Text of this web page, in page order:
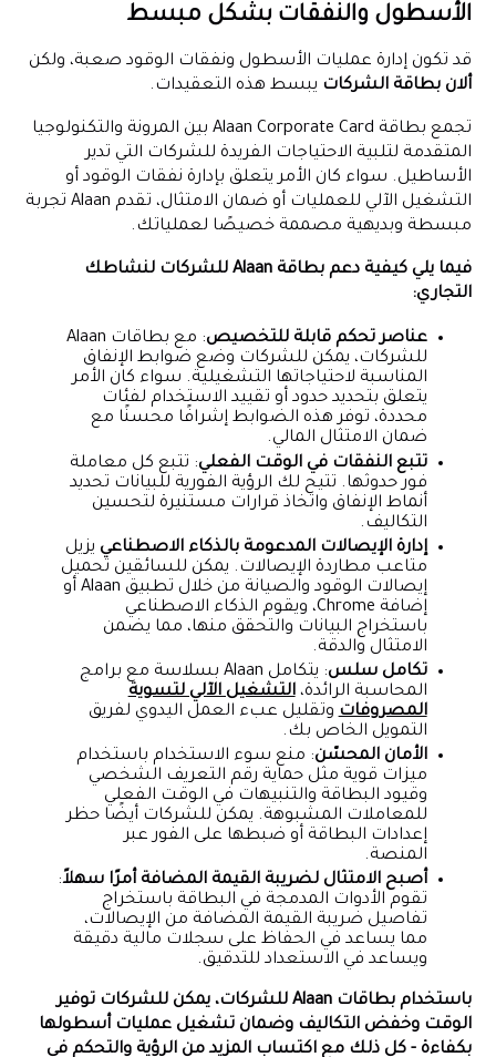
الأسطول والنفقات بشكل مبسط
قد تكون إدارة عمليات الأسطول ونفقات الوقود صعبة، ولكن
ألان بطاقة الشركات يبسط هذه التعقيدات.
تجمع بطاقة Alaan Corporate Card بين المرونة والتكنولوجيا
المتقدمة لتلبية الاحتياجات الفريدة للشركات التي تدير
الأساطيل. سواء كان الأمر يتعلق بإدارة نفقات الوقود أو
التشغيل الآلي للعمليات أو ضمان الامتثال، تقدم Alaan تجربة
مبسطة وبديهية مصممة خصيصًا لعملياتك.
فيما يلي كيفية دعم بطاقة Alaan للشركات لنشاطك
التجاري:
عناصر تحكم قابلة للتخصيص
: مع بطاقات Alaan
للشركات، يمكن للشركات وضع ضوابط الإنفاق
المناسبة لاحتياجاتها التشغيلية. سواء كان الأمر
يتعلق بتحديد حدود أو تقييد الاستخدام لفئات
محددة، توفر هذه الضوابط إشرافًا محسنًا مع
ضمان الامتثال المالي.
تتبع النفقات في الوقت الفعلي: تتبع كل معاملة
فور حدوثها. تتيح لك الرؤية الفورية للبيانات تحديد
أنماط الإنفاق واتخاذ قرارات مستنيرة لتحسين
التكاليف.
إدارة الإيصالات المدعومة بالذكاء الاصطناعي يزيل
متاعب مطاردة الإيصالات. يمكن للسائقين تحميل
إيصالات الوقود والصيانة من خلال تطبيق Alaan أو
إضافة Chrome، ويقوم الذكاء الاصطناعي
باستخراج البيانات والتحقق منها، مما يضمن
الامتثال والدقة.
تكامل سلس
: يتكامل Alaan بسلاسة مع برامج
المحاسبة الرائدة،التشغيل الآلي لتسوية
المصروفاتوتقليل عبء العمل اليدوي لفريق
التمويل الخاص بك.
الأمان المحسّن: منع سوء الاستخدام باستخدام
ميزات قوية مثل حماية رقم التعريف الشخصي
وقيود البطاقة والتنبيهات في الوقت الفعلي
للمعاملات المشبوهة. يمكن للشركات أيضًا حظر
إعدادات البطاقة أو ضبطها على الفور عبر
المنصة.
أصبح الامتثال لضريبة القيمة المضافة أمرًا سهلاً:
تقوم الأدوات المدمجة في البطاقة باستخراج
تفاصيل ضريبة القيمة المضافة من الإيصالات،
مما يساعد في الحفاظ على سجلات مالية دقيقة
ويساعد في الاستعداد للتدقيق.
باستخدام بطاقات Alaan للشركات، يمكن للشركات توفير
الوقت وخفض التكاليف وضمان تشغيل عمليات أسطولها
بكفاءة - كل ذلك مع اكتساب المزيد من الرؤية والتحكم في